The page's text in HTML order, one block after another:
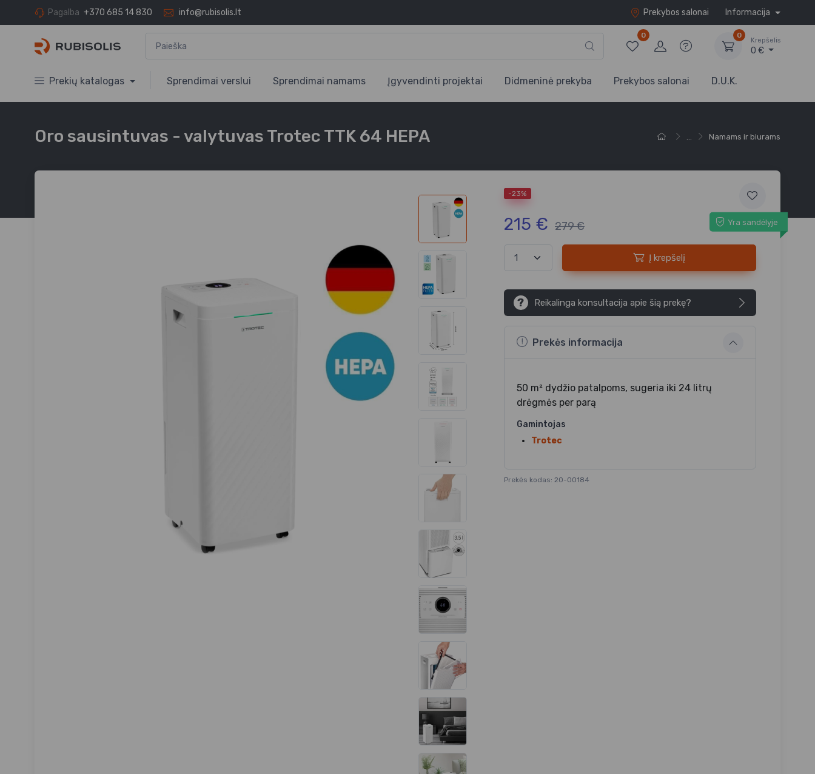
Pagalba +370 685 14 830 info@rubisolis.lt Prekybos salonai Informacija
0 0
Krepšelis
0 €
Prekių katalogas Sprendimai verslui Sprendimai namams Įgyvendinti projektai Didmeninė prekyba Prekybos salonai D.U.K.
Namams ir biurams
Oro sausintuvas - valytuvas Trotec TTK 64 HEPA
-23%
215 € 279 € Yra sandėlyje
Į krepšelį
? Reikalinga konsultacija apie šią prekę?
Prekės informacija
50 m² dydžio patalpoms, sugeria iki 24 litrų
drėgmės per parą
Gamintojas
Trotec
Prekės kodas: 20-00184